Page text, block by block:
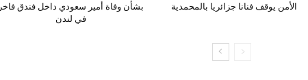
الأمن يوقف فنانا جزائريا بالمحمدية
بشأن وفاة أمير سعودي داخل فندق فاخر
في لندن